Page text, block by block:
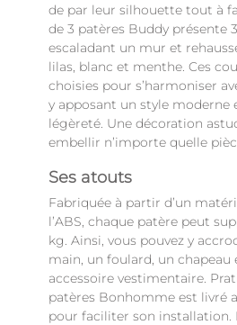
de par leur silhouette tout à
de 3 patères Buddy présente
escaladant un mur et
lilas, blanc et menthe. Ces
choisies pour s’harmoniser
y apposant un style moderne
légèreté. Une décoration
embellir n’importe quelle
Ses atouts
Fabriquée à partir d’un
l’ABS, chaque patère peut
kg. Ainsi, vous pouvez y
main, un foulard, un
accessoire vestimentaire.
patères Bonhomme est livré
pour faciliter son installation.